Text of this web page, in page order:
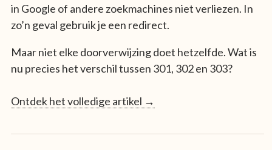
in Google of andere zoekmachines niet verliezen. In
zo’n geval gebruik je een redirect.
Maar niet elke doorverwijzing doet hetzelfde. Wat is
nu precies het verschil tussen 301, 302 en 303?
Ontdek het volledige artikel →